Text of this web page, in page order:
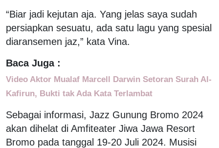
“Biar jadi kejutan aja. Yang jelas saya sudah
persiapkan sesuatu, ada satu lagu yang spesial
diaransemen jaz,” kata Vina.
Baca Juga :
Video Aktor Mualaf Marcell Darwin Setoran Surah Al-
Kafirun, Bukti tak Ada Kata Terlambat
Sebagai informasi, Jazz Gunung Bromo 2024
akan dihelat di Amfiteater Jiwa Jawa Resort
Bromo pada tanggal 19-20 Juli 2024. Musisi